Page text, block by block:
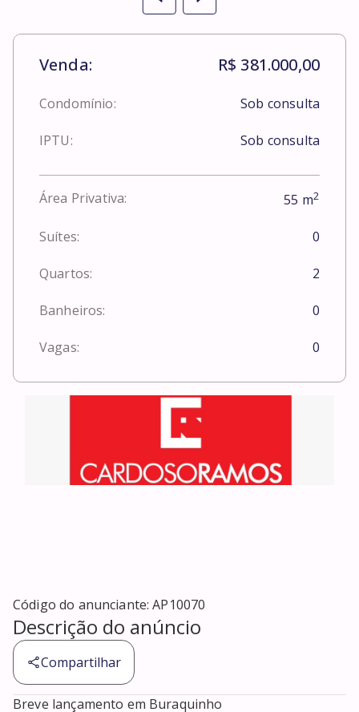
Venda: R$ 381.000,00
Condomínio: Sob consulta
IPTU: Sob consulta
Área Privativa: 55 m2
Suítes: 0
Quartos: 2
Banheiros: 0
Vagas: 0
Código do anunciante:AP10070
Descrição do anúncio
Compartilhar
Breve lançamento em Buraquinho